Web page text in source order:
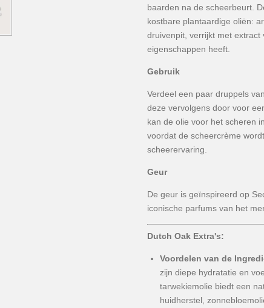
baarden na de scheerbeurt.
kostbare plantaardige oliën:
druivenpit, verrijkt met extract
eigenschappen heeft.
Gebruik
Verdeel een paar druppels
deze vervolgens door voor
kan de olie voor het scheren
voordat de scheercrème
scheerervaring.
Geur
De geur is geïnspireerd op
iconische parfums van het
Dutch Oak Extra's:
Voordelen van de
zijn diepe hydratatie en
tarwekiemolie biedt een
huidherstel,